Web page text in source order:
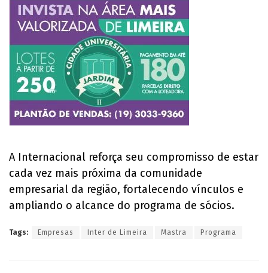
A Internacional reforça seu compromisso de estar
cada vez mais próxima da comunidade
empresarial da região, fortalecendo vínculos e
ampliando o alcance do programa de sócios.
Tags: Empresas Inter de Limeira Mastra Programa